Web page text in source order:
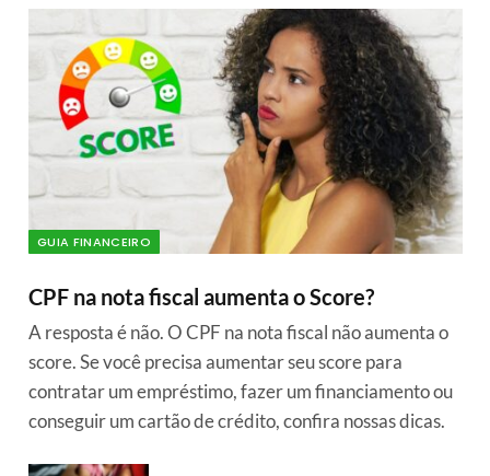
GUIA FINANCEIRO
CPF na nota fiscal aumenta o Score?
A resposta é não. O CPF na nota fiscal não aumenta o
score. Se você precisa aumentar seu score para
contratar um empréstimo, fazer um financiamento ou
conseguir um cartão de crédito, confira nossas dicas.